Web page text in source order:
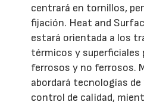
centrará en tornillos,
fijación. Heat and
estará orientada a los
térmicos y superficiales
ferrosos y no ferrosos.
abordará tecnologías
control de calidad,